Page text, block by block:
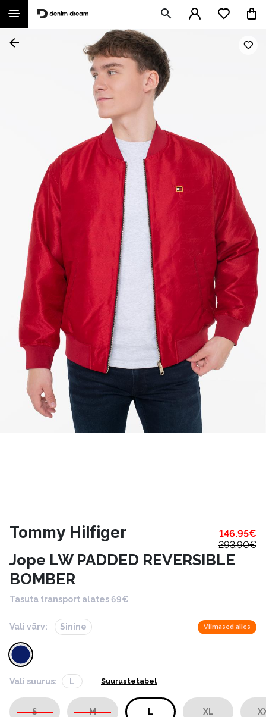
Tommy Hilfiger 146.95€
293.90€
Jope LW PADDED REVERSIBLE
BOMBER
Tasuta transport alates 69€
Vali värv: Sinine Viimased alles
Vali suurus: L Suurustetabel
S M L XL